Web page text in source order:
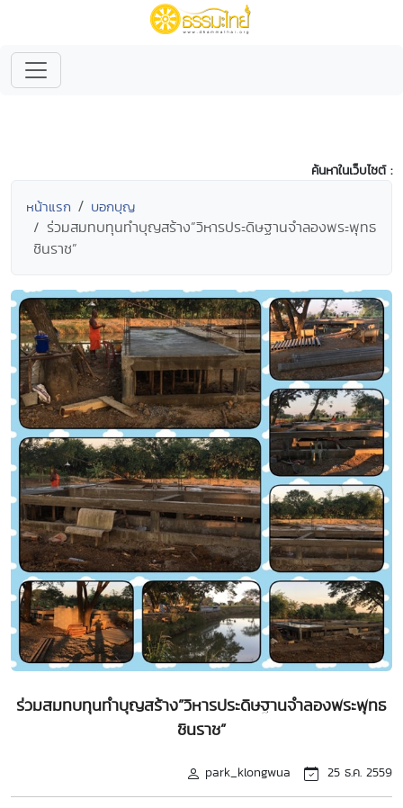
ค้นหาในเว็บไซต์ :
หน้าแรก บอกบุญ
ร่วมสมทบทุนทำบุญสร้าง”วิหารประดิษฐานจำลองพระพุทธ
ชินราช”
ร่วมสมทบทุนทำบุญสร้าง”วิหารประดิษฐานจำลองพระพุทธ
ชินราช”
park_klongwua 25 ธ.ค. 2559